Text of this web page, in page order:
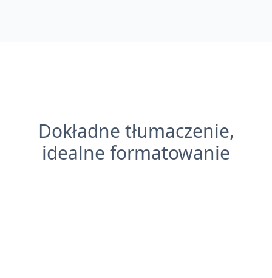
Dokładne tłumaczenie,
idealne formatowanie